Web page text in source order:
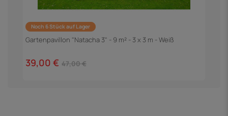
Noch 6 Stück auf Lager
Gartenpavillon "Natacha 3" - 9 m² - 3 x 3 m - Weiß
39,00 € 47,00 €